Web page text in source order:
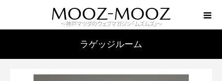
MOOZ-MOOZ
～神戸マツダのウェブマガジン「ムズムズ」～
ラゲッジルーム